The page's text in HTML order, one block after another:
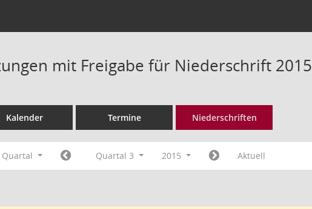
mit Freigabe für Niederschrift 2015
Kalender Termine Niederschriften
Quartal Quartal 3 2015 Aktuell